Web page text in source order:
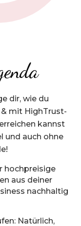
dir, wie du
mit HighTrust-
kannst
und auch ohne
hochpreisige
aus deiner
nachhaltig
Natürlich,